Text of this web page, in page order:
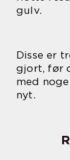
gulv.
Disse er
gjort, før
med
nyt.